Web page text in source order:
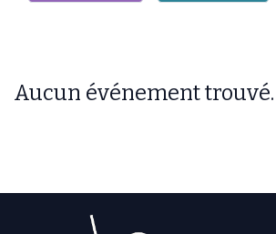
Aucun événement trouvé.